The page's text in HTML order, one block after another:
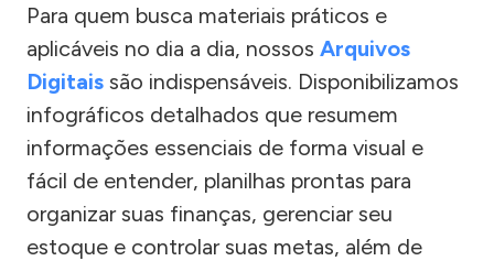
Para quem busca materiais práticos e
aplicáveis no dia a dia, nossos Arquivos
Digitais são indispensáveis. Disponibilizamos
infográficos detalhados que resumem
informações essenciais de forma visual e
fácil de entender, planilhas prontas para
organizar suas finanças, gerenciar seu
estoque e controlar suas metas, além de